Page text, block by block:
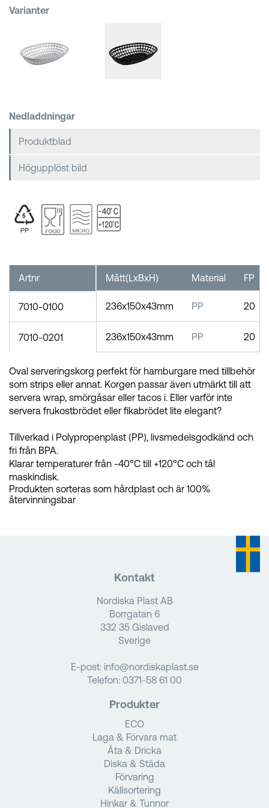
Varianter
Nedladdningar
Produktblad
Högupplöst bild
Mått(LxBxH) Material FP
236x150x43mm PP 20
236x150x43mm PP 20
Artnr
7010-0100
7010-0201
Oval serveringskorg perfekt för hamburgare med tillbehör
som strips eller annat. Korgen passar även utmärkt till att
servera wrap, smörgåsar eller tacos i. Eller varför inte
servera frukostbrödet eller fikabrödet lite elegant?
Tillverkad i Polypropenplast (PP), livsmedelsgodkänd och
fri från BPA.
Klarar temperaturer från -40°C till +120°C och tål
maskindisk.
Produkten sorteras som hårdplast och är 100%
återvinningsbar
Kontakt
Nordiska Plast AB
Borrgatan 6
332 35 Gislaved
Sverige
E-post: info@nordiskaplast.se
Telefon: 0371-58 61 00
Produkter
ECO
Laga & Förvara mat
Äta & Dricka
Diska & Städa
Förvaring
Källsortering
Hinkar & Tunnor